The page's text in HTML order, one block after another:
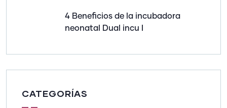
4 Beneficios de la incubadora
neonatal Dual incu I
CATEGORÍAS